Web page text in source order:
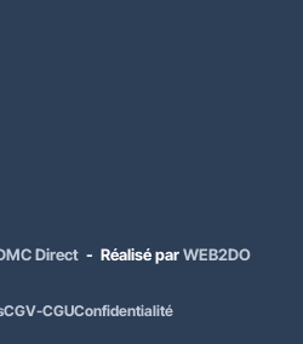
Direct - Réalisé parWEB2DO
CGV-CGUConfidentialité